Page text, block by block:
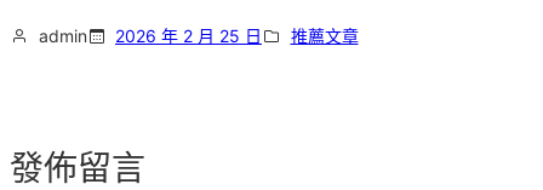
admin 2026 年 2 月 25 日 推薦文章
發佈留言